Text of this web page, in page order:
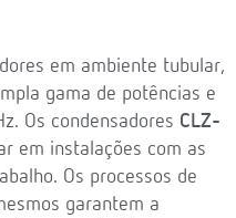
em ambiente tubular,
gama de potências e
Os condensadores CLZ-
em instalações com as
Os processos de
garantem a